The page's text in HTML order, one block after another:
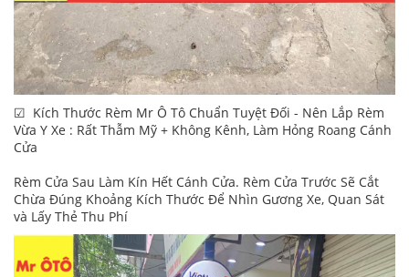
☑ Kích Thước Rèm Mr Ô Tô Chuẩn Tuyệt Đối - Nên Lắp Rèm
Vừa Y Xe : Rất Thẫm Mỹ + Không Kênh, Làm Hỏng Roang Cánh
Cửa
Rèm Cửa Sau Làm Kín Hết Cánh Cửa. Rèm Cửa Trước Sẽ Cắt
Chừa Đúng Khoảng Kích Thước Để Nhìn Gương Xe, Quan Sát
và Lấy Thẻ Thu Phí